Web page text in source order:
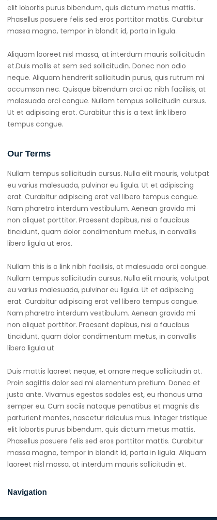
elit lobortis purus bibendum, quis dictum metus mattis.
Phasellus posuere felis sed eros porttitor mattis. Curabitur
massa magna, tempor in blandit id, porta in ligula.
Aliquam laoreet nisl massa, at interdum mauris sollicitudin
et.Duis mollis et sem sed sollicitudin. Donec non odio
neque. Aliquam hendrerit sollicitudin purus, quis rutrum mi
accumsan nec. Quisque bibendum orci ac nibh facilisis, at
malesuada orci congue. Nullam tempus sollicitudin cursus.
Ut et adipiscing erat. Curabitur this is a text link libero
tempus congue.
Our Terms
Nullam tempus sollicitudin cursus. Nulla elit mauris, volutpat
eu varius malesuada, pulvinar eu ligula. Ut et adipiscing
erat. Curabitur adipiscing erat vel libero tempus congue.
Nam pharetra interdum vestibulum. Aenean gravida mi
non aliquet porttitor. Praesent dapibus, nisi a faucibus
tincidunt, quam dolor condimentum metus, in convallis
libero ligula ut eros.
Nullam this is a link nibh facilisis, at malesuada orci congue.
Nullam tempus sollicitudin cursus. Nulla elit mauris, volutpat
eu varius malesuada, pulvinar eu ligula. Ut et adipiscing
erat. Curabitur adipiscing erat vel libero tempus congue.
Nam pharetra interdum vestibulum. Aenean gravida mi
non aliquet porttitor. Praesent dapibus, nisi a faucibus
tincidunt, quam dolor condimentum metus, in convallis
libero ligula ut
Duis mattis laoreet neque, et ornare neque sollicitudin at.
Proin sagittis dolor sed mi elementum pretium. Donec et
justo ante. Vivamus egestas sodales est, eu rhoncus urna
semper eu. Cum sociis natoque penatibus et magnis dis
parturient montes, nascetur ridiculus mus. Integer tristique
elit lobortis purus bibendum, quis dictum metus mattis.
Phasellus posuere felis sed eros porttitor mattis. Curabitur
massa magna, tempor in blandit id, porta in ligula. Aliquam
laoreet nisl massa, at interdum mauris sollicitudin et.
Navigation